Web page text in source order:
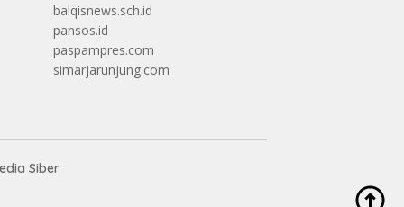
balqisnews.sch.id
pansos.id
paspampres.com
simarjarunjung.com
Siber